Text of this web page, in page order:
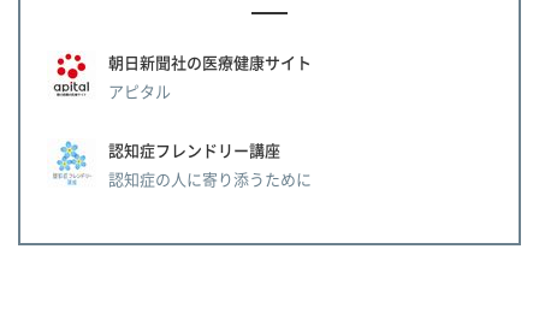
朝日新聞社の医療健康サイト
アピタル
認知症フレンドリー講座
認知症の人に寄り添うために